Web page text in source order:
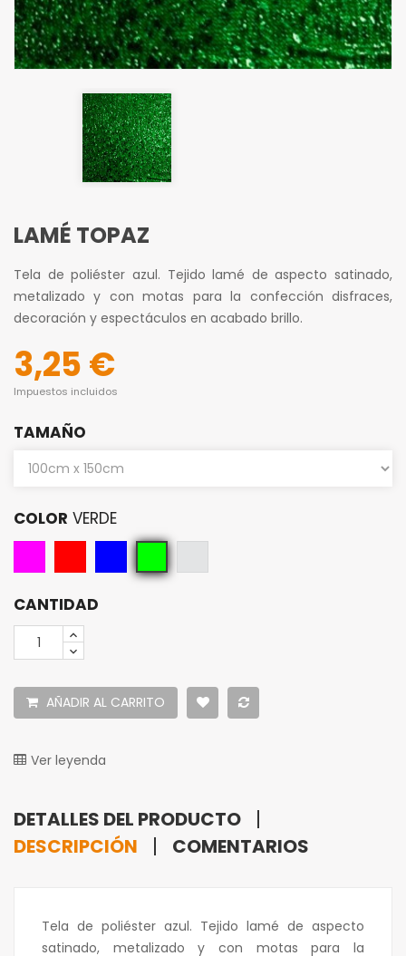
LAMÉ TOPAZ
Tela de poliéster azul. Tejido lamé de aspecto satinado,
metalizado y con motas para la confección disfraces,
decoración y espectáculos en acabado brillo.
3,25 €
Impuestos incluidos
TAMAÑO
COLOR
Verde
CANTIDAD
AÑADIR AL CARRITO
Ver leyenda
DETALLES DEL PRODUCTO
DESCRIPCIÓN
COMENTARIOS
Tela de poliéster azul. Tejido lamé de aspecto
satinado, metalizado y con motas para la